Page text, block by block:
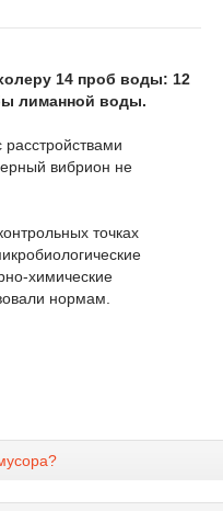
14 проб воды: 12
лиманной воды.
вибрион не
точках
химические
нормам.